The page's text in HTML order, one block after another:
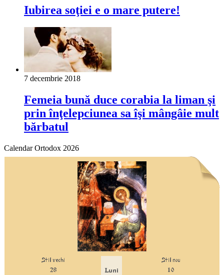
Iubirea soţiei e o mare putere!
7 decembrie 2018
Femeia bună duce corabia la liman şi
prin înţelepciunea sa îşi mângâie mult
bărbatul
Calendar Ortodox 2026